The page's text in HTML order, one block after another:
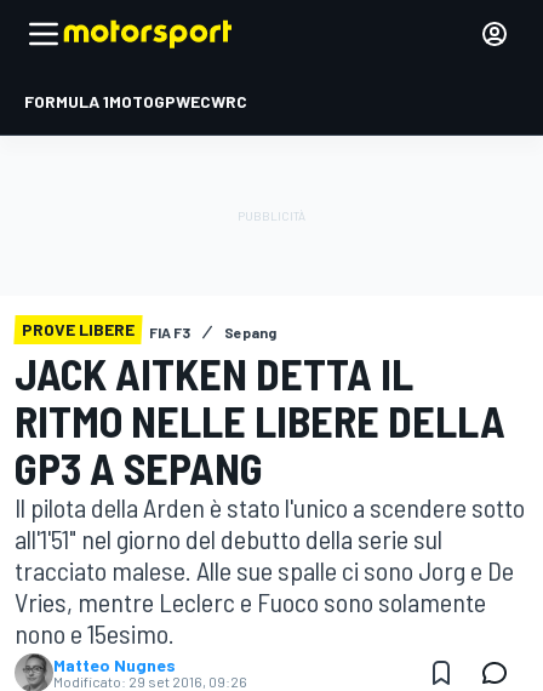
FORMULA 1MOTOGPWECWRC
PROVE LIBERE FIA F3 Sepang
JACK AITKEN DETTA IL
RITMO NELLE LIBERE DELLA
GP3 A SEPANG
Il pilota della Arden è stato l'unico a scendere sotto
all'1'51" nel giorno del debutto della serie sul
tracciato malese. Alle sue spalle ci sono Jorg e De
Vries, mentre Leclerc e Fuoco sono solamente
nono e 15esimo.
Matteo Nugnes
Modificato: 29 set 2016, 09:26